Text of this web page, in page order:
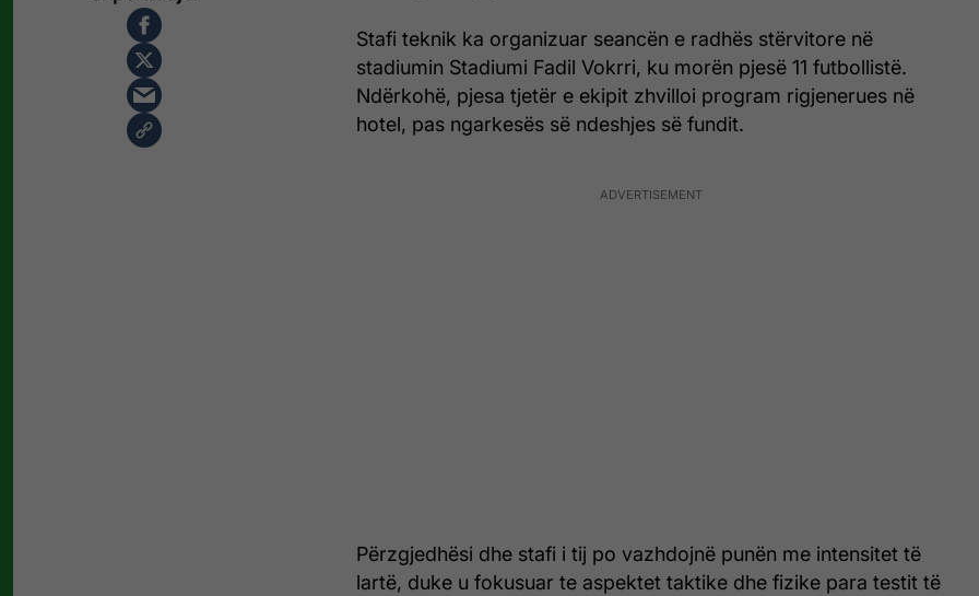
Stafi teknik ka organizuar seancën e radhës stërvitore në
stadiumin Stadiumi Fadil Vokrri, ku morën pjesë 11 futbollistë.
Ndërkohë, pjesa tjetër e ekipit zhvilloi program rigjenerues në
hotel, pas ngarkesës së ndeshjes së fundit.
Përzgjedhësi dhe stafi i tij po vazhdojnë punën me intensitet të
lartë, duke u fokusuar te aspektet taktike dhe fizike para testit të